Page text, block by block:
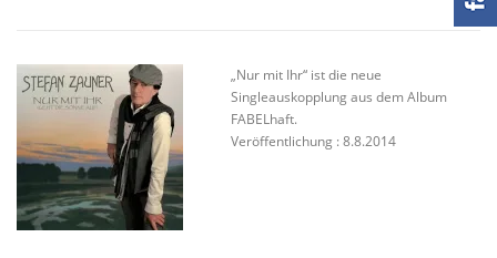
„Nur mit Ihr“ ist die neue
Singleauskopplung aus dem Album
FABELhaft.
Veröffentlichung : 8.8.2014